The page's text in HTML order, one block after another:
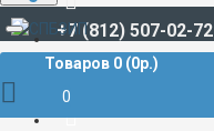
+7 (812) 507-02-72
Товаров 0 (0р.)
0